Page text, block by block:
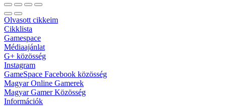
Olvasott cikkeim
Cikklista
Gamespace
Médiaajánlat
G+ közösség
Instagram
GameSpace Facebook közösség
Magyar Online Gamerek
Magyar Gamer Közösség
Információk